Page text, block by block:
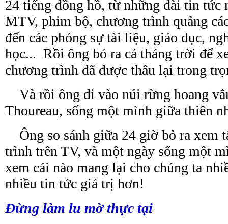
24 tiếng đồng hồ, từ những đài tin tức
MTV, phim bộ, chương trình quảng
đến các phóng sự tài liệu, giáo dục,
học... Rồi ông bỏ ra cả tháng trời để
chương trình đã được thâu lại trong
Và rồi ông đi vào núi rừng hoang
Thoureau, sống một mình giữa thiên
Ông so sánh giữa 24 giờ bỏ ra xem
trình trên TV, và một ngày sống một
xem cái nào mang lại cho chúng ta
nhiều tin tức giá trị hơn!
Đừng làm lu mờ thực tại